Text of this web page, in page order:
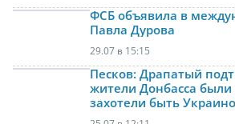
ФСБ объявила в
Павла Дурова
29.07 в 15:15
Песков: Драпатый
жители Донбасса были
захотели быть